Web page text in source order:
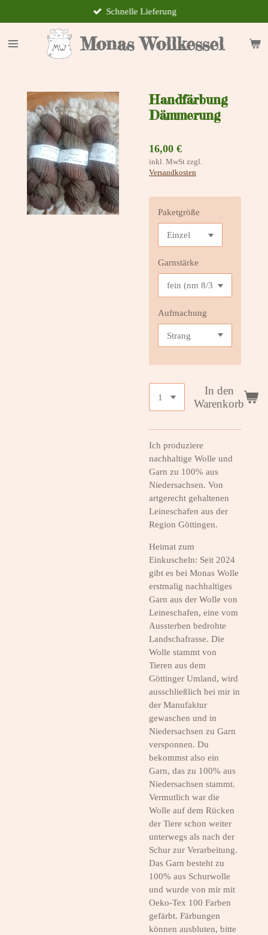
Hauptinhalt
springen
Monas Wollkessel
Schnelle Lieferung
Handfärbung
Dämmerung
16,00 €
inkl. MwSt zzgl.
Versandkosten
Paketgröße
Garnstärke
Aufmachung
In den
Warenkorb
Ich produziere
nachhaltige Wolle und
Garn zu 100% aus
Niedersachsen. Von
artgerecht gehaltenen
Leineschafen aus der
Region Göttingen.
Heimat zum
Einkuscheln: Seit 2024
gibt es bei Monas Wolle
erstmalig nachhaltiges
Garn aus der Wolle von
Leineschafen, eine vom
Aussterben bedrohte
Landschafrasse. Die
Wolle stammt von
Tieren aus dem
Göttinger Umland, wird
ausschließlich bei mir in
der Manufaktur
gewaschen und in
Niedersachsen zu Garn
versponnen. Du
bekommst also ein
Garn, das zu 100% aus
Niedersachsen stammt.
Vermutlich war die
Wolle auf dem Rücken
der Tiere schon weiter
unterwegs als nach der
Schur zur Verarbeitung.
Das Garn besteht zu
100% aus Schurwolle
und wurde von mir mit
Oeko-Tex 100 Farben
gefärbt. Färbungen
können ausbluten, bitte